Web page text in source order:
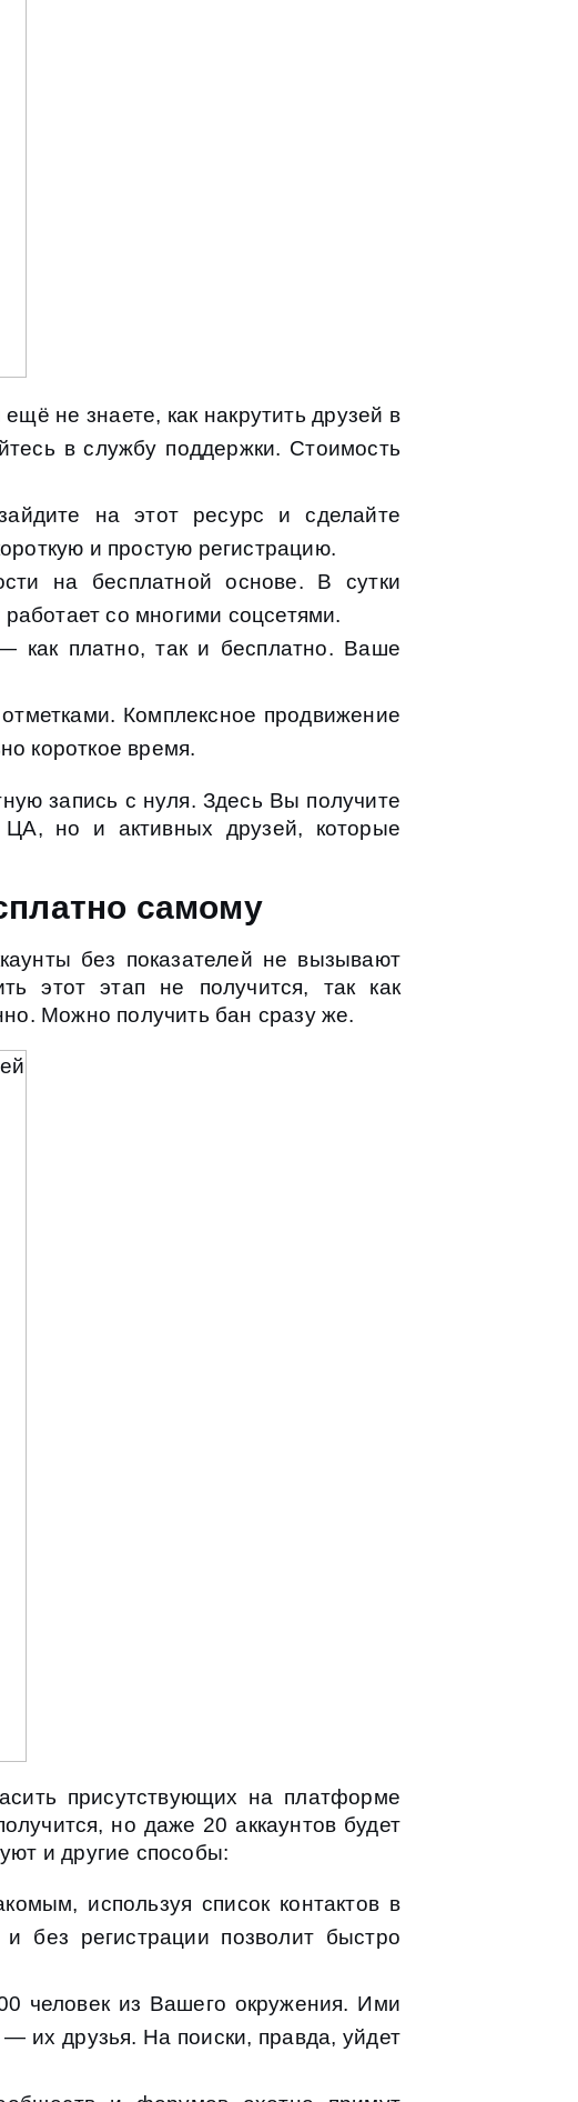
не знаете, как накрутить друзей в
в службу поддержки. Стоимость
на этот ресурс и сделайте
и простую регистрацию.
на бесплатной основе. В сутки
со многими соцсетями.
как платно, так и бесплатно. Ваше
Комплексное продвижение
короткое время.
запись с нуля. Здесь Вы получите
ЦА, но и активных друзей, которые
самому
без показателей не вызывают
этот этап не получится, так как
Можно получить бан сразу же.
присутствующих на платформе
но даже 20 аккаунтов будет
и другие способы:
используя список контактов в
без регистрации позволит быстро
человек из Вашего окружения. Ими
их друзья. На поиски, правда, уйдет